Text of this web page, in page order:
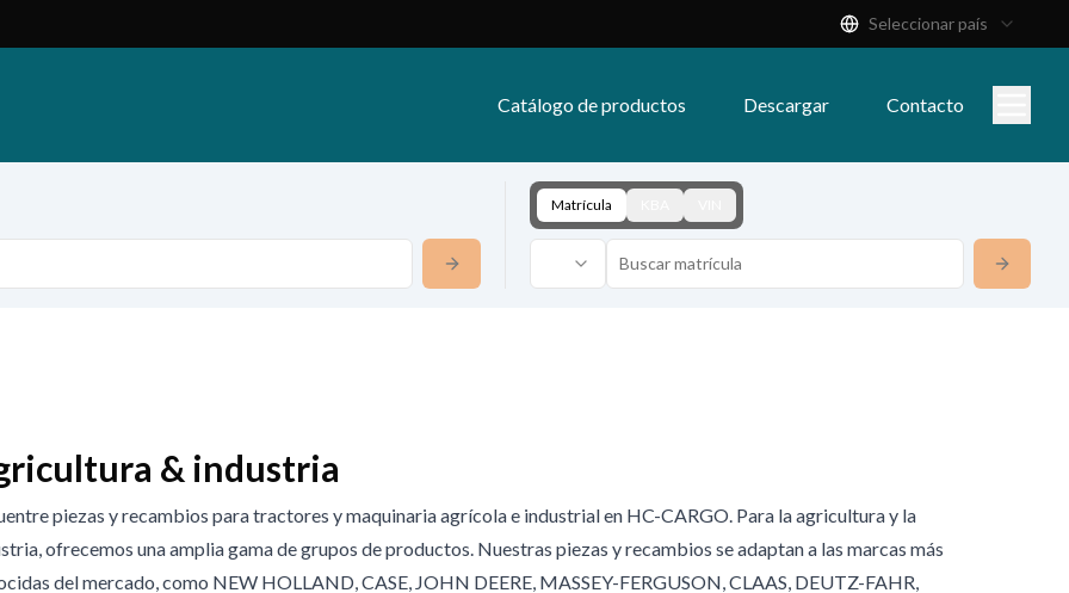
Seleccionar país
Catálogo de productos Descargar Contacto
Matrícula
& industria
piezas y recambios para tractores y maquinaria agrícola e industrial en HC-CARGO. Para la agricultura y la
ofrecemos una amplia gama de grupos de productos. Nuestras piezas y recambios se adaptan a las marcas más
del mercado, como NEW HOLLAND, CASE, JOHN DEERE, MASSEY-FERGUSON, CLAAS, DEUTZ-FAHR,